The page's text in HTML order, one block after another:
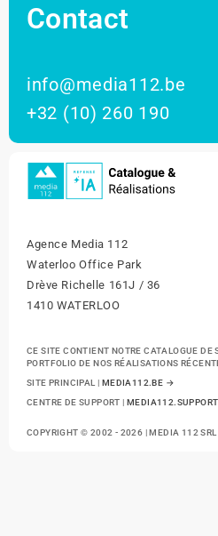
Contact
info@media112.be
+32 (10) 260 190
Agence Media 112
Waterloo Office Park
Drève Richelle 161J / 36
1410 WATERLOO
CE SITE CONTIENT NOTRE CATALOGUE DE
PORTFOLIO DE NOS RÉALISATIONS
SITE PRINCIPAL | MEDIA112.BE →
CENTRE DE SUPPORT |
COPYRIGHT © 2002 - 2026 | MEDIA 112